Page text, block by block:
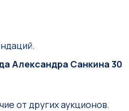
Александра Санкина 30
от других аукционов.